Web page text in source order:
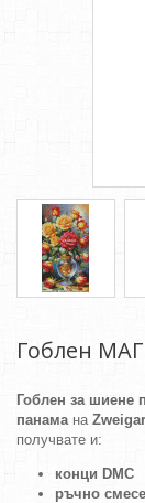
Гоблен
Гоблен за шиене
панамана
получвате и:
конци DMC
ръчно